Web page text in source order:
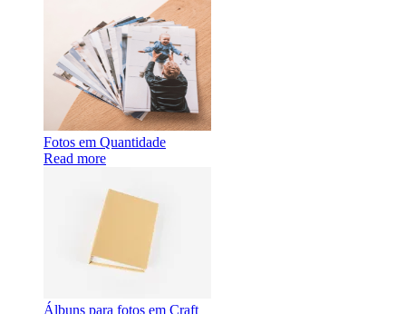
Fotos em Quantidade
Read more
Álbuns para fotos em Craft